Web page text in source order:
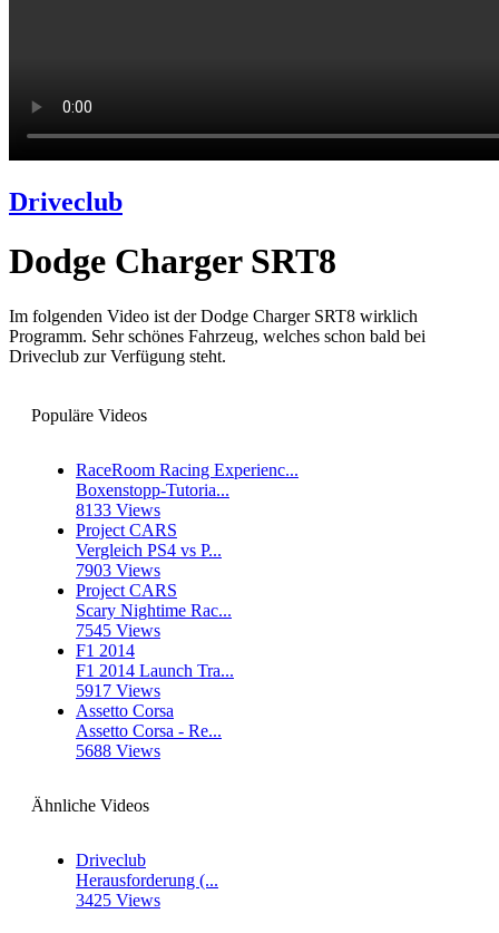
Driveclub
Dodge Charger SRT8
Im folgenden Video ist der Dodge Charger SRT8 wirklich
Programm. Sehr schönes Fahrzeug, welches schon bald bei
Driveclub zur Verfügung steht.
Populäre Videos
RaceRoom Racing Experienc...
Boxenstopp-Tutoria...
8133 Views
Project CARS
Vergleich PS4 vs P...
7903 Views
Project CARS
Scary Nightime Rac...
7545 Views
F1 2014
F1 2014 Launch Tra...
5917 Views
Assetto Corsa
Assetto Corsa - Re...
5688 Views
Ähnliche Videos
Driveclub
Herausforderung (...
3425 Views